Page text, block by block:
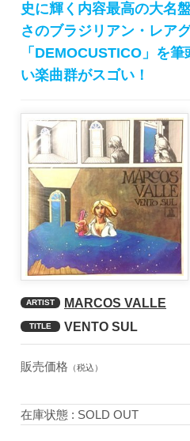
史に輝く内容最高の大名
さのブラジリアン・レア
「DEMOCUSTICO」を
い楽曲群がスゴい！
ARTIST MARCOS VALLE
TITLE VENTO SUL
販売価格 （税込）
在庫状態 : SOLD OUT